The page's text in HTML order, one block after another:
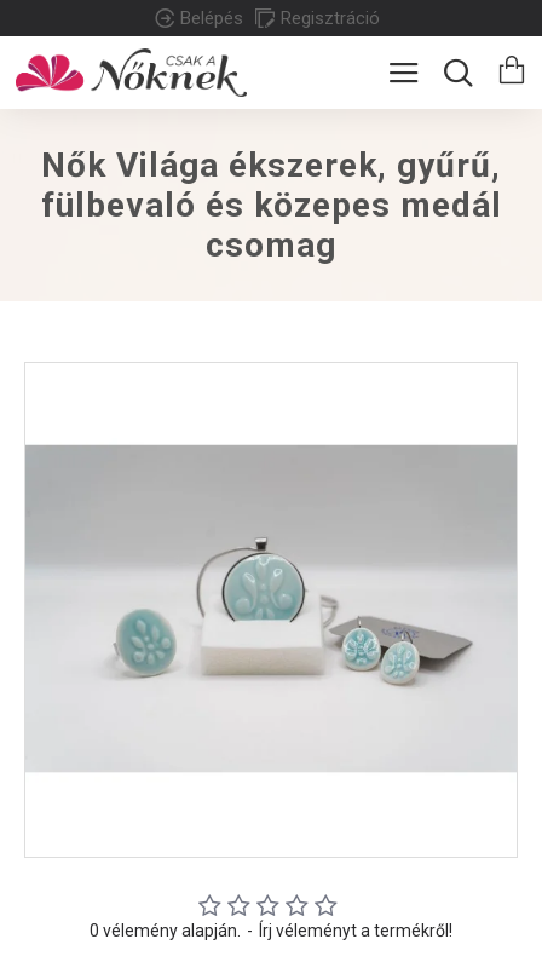
Belépés Regisztráció
Nők Világa ékszerek, gyűrű,
fülbevaló és közepes medál
csomag
0 vélemény alapján. - Írj véleményt a termékről!